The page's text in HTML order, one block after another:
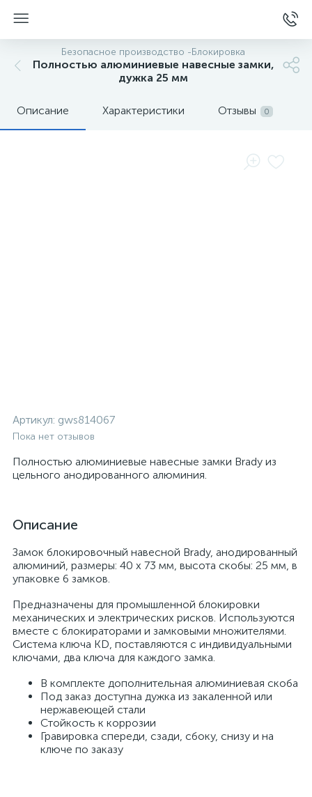
Безопасное производство -Блокировка
Полностью алюминиевые навесные замки,
дужка 25 мм
Описание Характеристики Отзывы 0
Артикул: gws814067
Пока нет отзывов
Полностью алюминиевые навесные замки Brady из
цельного анодированного алюминия.
Описание
Замок блокировочный навесной Brady, анодированный
алюминий, размеры: 40 x 73 мм, высота скобы: 25 мм, в
упаковке 6 замков.
Предназначены для промышленной блокировки
механических и электрических рисков. Используются
вместе с блокираторами и замковыми множителями.
Система ключа KD, поставляются с индивидуальными
ключами, два ключа для каждого замка.
В комплекте дополнительная алюминиевая скоба
Под заказ доступна дужка из закаленной или
нержавеющей стали
Стойкость к коррозии
Гравировка спереди, сзади, сбоку, снизу и на
ключе по заказу